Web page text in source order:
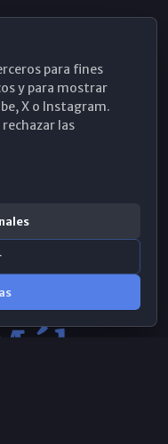
para fines
y para mostrar
X o Instagram.
las